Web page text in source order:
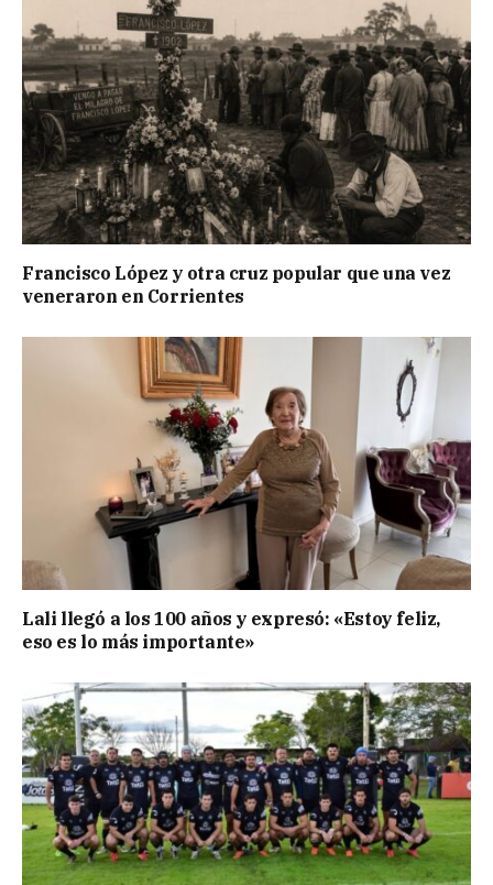
Francisco López y otra cruz popular que una vez
veneraron en Corrientes
Lali llegó a los 100 años y expresó: «Estoy feliz,
eso es lo más importante»